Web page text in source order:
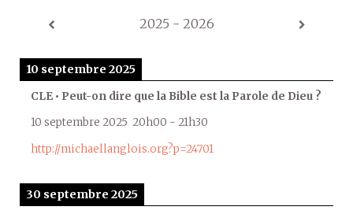
2025 - 2026
10 septembre 2025
CLE • Peut-on dire que la Bible est la Parole de Dieu ?
10 septembre 2025 20h00 - 21h30
http://michaellanglois.org?p=24701
30 septembre 2025